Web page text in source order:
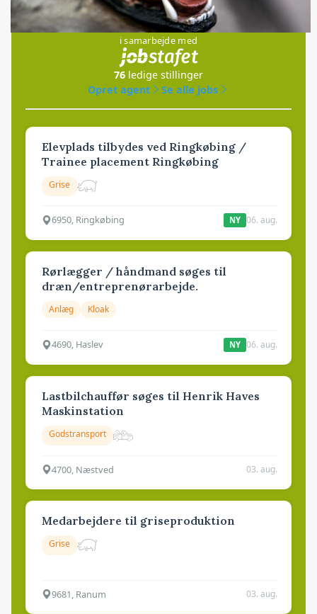
Jobs
i samarbejde med
76 ledige stillinger
Opret agent
Se alle jobs
Elevplads tilbydes ved Ringkøbing /
Trainee placement Ringkøbing
Grise
6950, Ringkøbing NY 06. aug.
Rørlægger / håndmand søges til
dræn/entreprenørarbejde.
Anlæg Kloak
4690, Haslev NY 06. aug.
Lastbilchauffør søges til Henrik Haves
Maskinstation
Godstransport
4700, Næstved 03. aug.
Medarbejdere til griseproduktion
Grise
9681, Ranum 03. aug.